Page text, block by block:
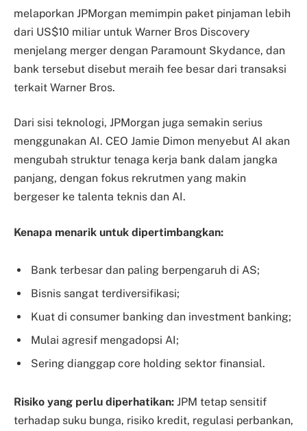
melaporkan JPMorgan memimpin paket pinjaman lebih
dari US$10 miliar untuk Warner Bros Discovery
menjelang merger dengan Paramount Skydance, dan
bank tersebut disebut meraih fee besar dari transaksi
terkait Warner Bros.
Dari sisi teknologi, JPMorgan juga semakin serius
menggunakan AI. CEO Jamie Dimon menyebut AI akan
mengubah struktur tenaga kerja bank dalam jangka
panjang, dengan fokus rekrutmen yang makin
bergeser ke talenta teknis dan AI.
Kenapa menarik untuk dipertimbangkan:
Bank terbesar dan paling berpengaruh di AS;
Bisnis sangat terdiversifikasi;
Kuat di consumer banking dan investment banking;
Mulai agresif mengadopsi AI;
Sering dianggap core holding sektor finansial.
Risiko yang perlu diperhatikan: JPM tetap sensitif
terhadap suku bunga, risiko kredit, regulasi perbankan,